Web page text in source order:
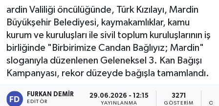
ardin Valiliği öncülüğünde, Türk Kızılayı, Mardin
Büyükşehir Belediyesi, kaymakamlıklar, kamu
kurum ve kuruluşları ile sivil toplum kuruluşlarının iş
birliğinde "Birbirimize Candan Bağlıyız; Mardin"
sloganıyla düzenlenen Geleneksel 3. Kan Bağışı
Kampanyası, rekor düzeyde bağışla tamamlandı.
FURKAN DEMIR
EDITÖR
29.06.2026 - 12:15
YAYINLANMA
3271
GÖSTERIM
Süper Lig Puan Durumu ve Fikstür
Tüm Manşetler
Son Dakika Haberleri
Haber Arşivi